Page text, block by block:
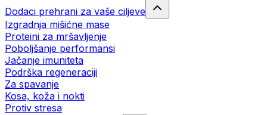
Dodaci prehrani za vaše ciljeve
Izgradnja mišićne mase
Proteini za mršavljenje
Poboljšanje performansi
Jačanje imuniteta
Podrška regeneraciji
Za spavanje
Kosa, koža i nokti
Protiv stresa